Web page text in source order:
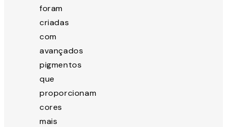
foram
criadas
com
avançados
pigmentos
que
proporcionam
cores
mais